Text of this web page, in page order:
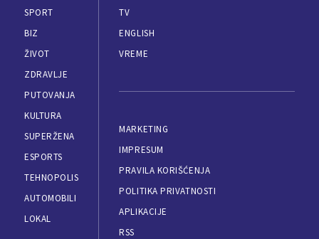
SPORT
BIZ
ŽIVOT
ZDRAVLJE
PUTOVANJA
KULTURA
SUPERŽENA
ESPORTS
TEHNOPOLIS
AUTOMOBILI
LOKAL
TV
ENGLISH
VREME
MARKETING
IMPRESUM
PRAVILA KORIŠĆENJA
POLITIKA PRIVATNOSTI
APLIKACIJE
RSS